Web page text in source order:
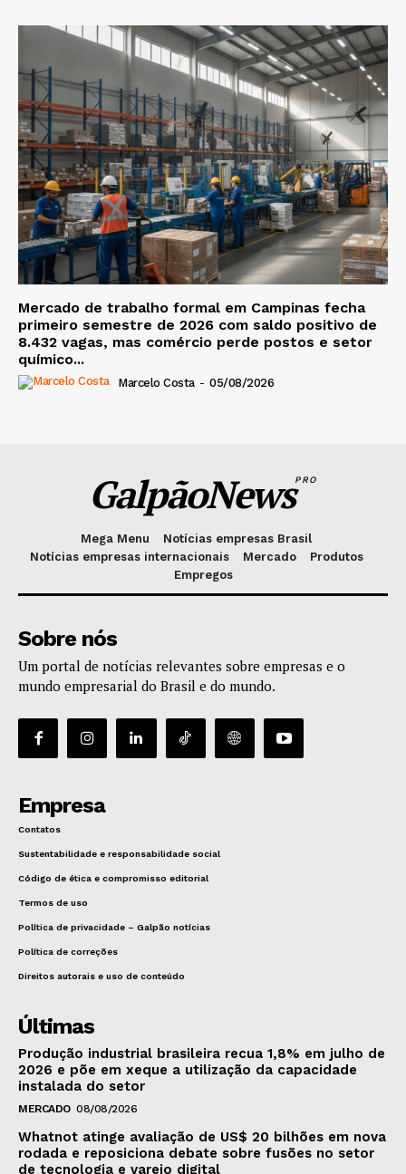
Mercado de trabalho formal em Campinas fecha
primeiro semestre de 2026 com saldo positivo de
8.432 vagas, mas comércio perde postos e setor
químico...
Marcelo Costa - 05/08/2026
GalpãoNewsPRO
Mega Menu
Notícias empresas Brasil
Notícias empresas internacionais
Mercado
Produtos
Empregos
Sobre nós
Um portal de notícias relevantes sobre empresas e o
mundo empresarial do Brasil e do mundo.
Empresa
Contatos
Sustentabilidade e responsabilidade social
Código de ética e compromisso editorial
Termos de uso
Política de privacidade – Galpão notícias
Política de correções
Direitos autorais e uso de conteúdo
Últimas
Produção industrial brasileira recua 1,8% em julho de
2026 e põe em xeque a utilização da capacidade
instalada do setor
MERCADO 08/08/2026
Whatnot atinge avaliação de US$ 20 bilhões em nova
rodada e reposiciona debate sobre fusões no setor
de tecnologia e varejo digital